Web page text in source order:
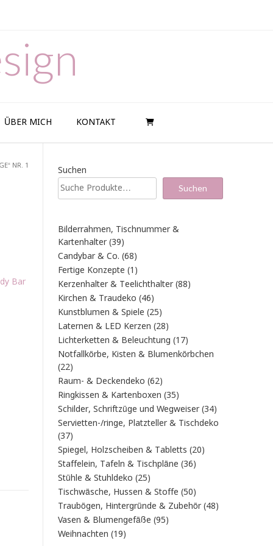
ÜBER MICH KONTAKT
NR. 1
Bar
Suchen
Suchen
Bilderrahmen, Tischnummer &
Kartenhalter 3939
Produkte
Candybar & Co. 6868
Produkte
Fertige Konzepte 1 1
Produkt
Kerzenhalter & Teelichthalter 8888
Kirchen & Traudeko 4646
Produkte
Kunstblumen & Spiele 2525
Produkte
Laternen & LED Kerzen 2828
Produkte
Lichterketten & Beleuchtung 1717
Produkte
Notfallkörbe, Kisten & Blumenkörbchen
2222
Produkte
Raum- & Deckendeko 6262
Produkte
Ringkissen & Kartenboxen 3535
Produkte
Schilder, Schriftzüge und Wegweiser 3434
Produkte
Servietten-/ringe, Platzteller & Tischdeko
3737
Produkte
Spiegel, Holzscheiben & Tabletts 2020
Staffelein, Tafeln & Tischpläne 3636
Stühle & Stuhldeko 2525
Produkte
Tischwäsche, Hussen & Stoffe 5050
Produkte
Traubögen, Hintergründe & Zubehör 4848
Vasen & Blumengefäße 9595
Weihnachten 1919